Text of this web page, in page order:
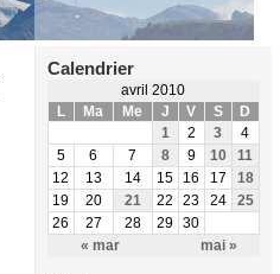
Calendrier
avril 2010
L
Ma Me J V S D
« mar mai »
1 2 3
4
5
6 7 8 9 10
11
12
13 14 15 16 17
18
19
20 21 22 23 24
25
26
27 28 29 30